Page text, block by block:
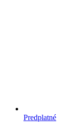
Predplatné